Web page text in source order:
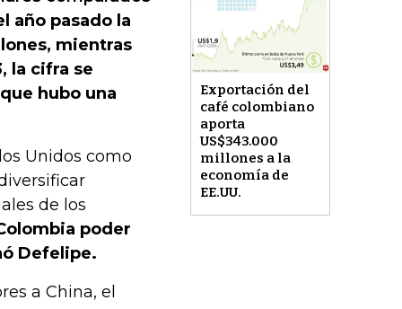
Exportación del
café colombiano
aporta
US$343.000
millones a la
economía de
EE.UU.
año pasado la
mientras
la cifra se
hubo una
Unidos como
de los
poder
Defelipe.
a China, el